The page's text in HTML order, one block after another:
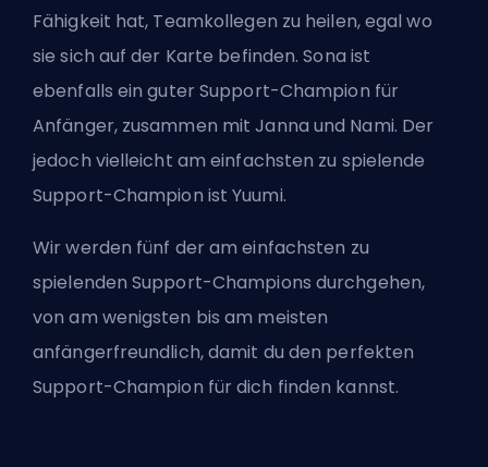
Fähigkeit hat, Teamkollegen zu heilen, egal wo
sie sich auf der Karte befinden. Sona ist
ebenfalls ein guter Support-Champion für
Anfänger, zusammen mit Janna und Nami. Der
jedoch vielleicht am einfachsten zu spielende
Support-Champion ist Yuumi.
Wir werden fünf der am einfachsten zu
spielenden Support-Champions durchgehen,
von am wenigsten bis am meisten
anfängerfreundlich, damit du den perfekten
Support-Champion für dich finden kannst.